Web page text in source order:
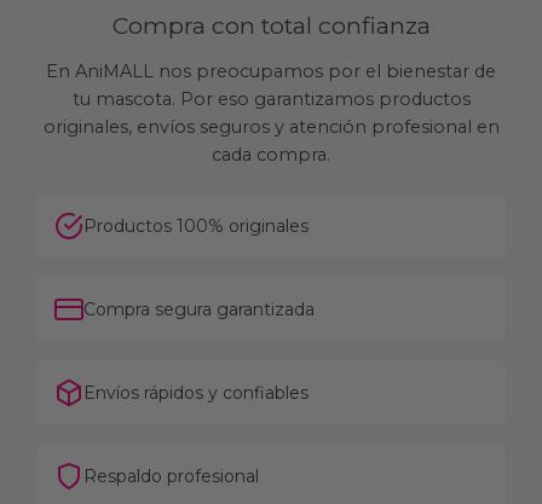
Compra con total confianza
En AniMALL nos preocupamos por el bienestar de
tu mascota. Por eso garantizamos productos
originales, envíos seguros y atención profesional en
cada compra.
Productos 100% originales
Compra segura garantizada
Envíos rápidos y confiables
Respaldo profesional